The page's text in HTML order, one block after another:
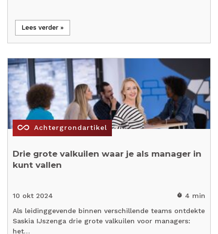
Lees verder »
all_inclusive Achtergrondartikel
Drie grote valkuilen waar je als manager in
kunt vallen
10 okt 2024 timer 4 min
Als leidinggevende binnen verschillende teams ontdekte
Saskia IJszenga drie grote valkuilen voor managers:
het…